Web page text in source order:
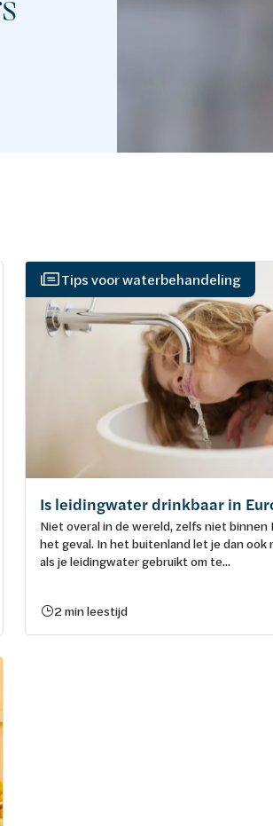
Tips voor waterbehandeling
Is leidingwater drinkbaar in
Niet overal in de wereld, zelfs niet binnen
het geval. In het buitenland let je dan ook
als je leidingwater gebruikt om te...
2 min leestijd